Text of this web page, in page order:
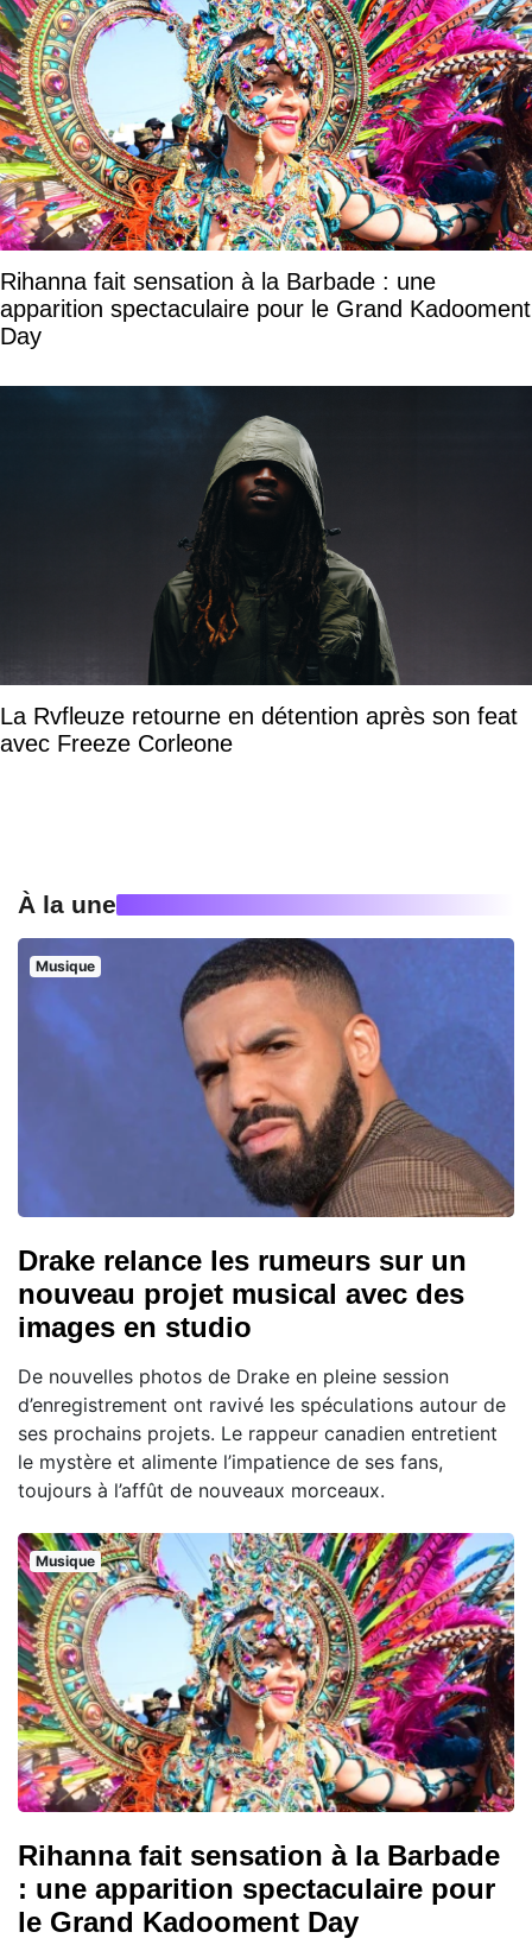
Rihanna fait sensation à la Barbade : une
apparition spectaculaire pour le Grand Kadooment
Day
La Rvfleuze retourne en détention après son feat
avec Freeze Corleone
À la une
Musique
Drake relance les rumeurs sur un
nouveau projet musical avec des
images en studio
De nouvelles photos de Drake en pleine session
d’enregistrement ont ravivé les spéculations autour de
ses prochains projets. Le rappeur canadien entretient
le mystère et alimente l’impatience de ses fans,
toujours à l’affût de nouveaux morceaux.
Musique
Rihanna fait sensation à la Barbade
: une apparition spectaculaire pour
le Grand Kadooment Day